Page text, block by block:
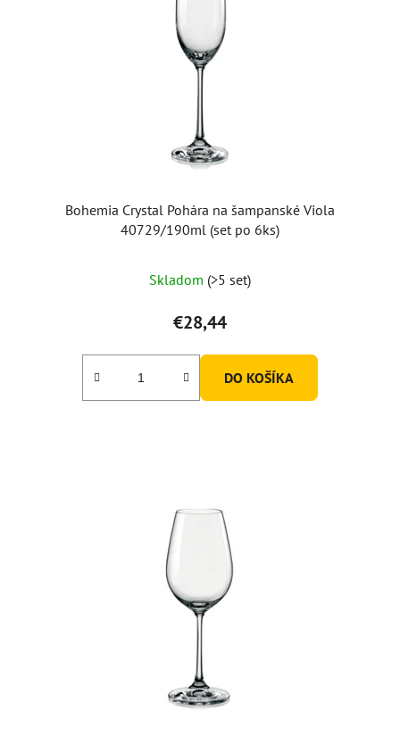
Bohemia Crystal Pohára na šampanské Viola
40729/190ml (set po 6ks)
Skladom (>5 set)
€28,44
DO KOŠÍKA